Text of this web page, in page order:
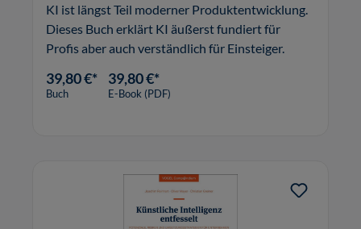
KI ist längst Teil moderner Produktentwicklung.
Dieses Buch erklärt KI äußerst fundiert für
Profis aber auch verständlich für Einsteiger.
39,80 €*
Buch
39,80 €*
E-Book (PDF)